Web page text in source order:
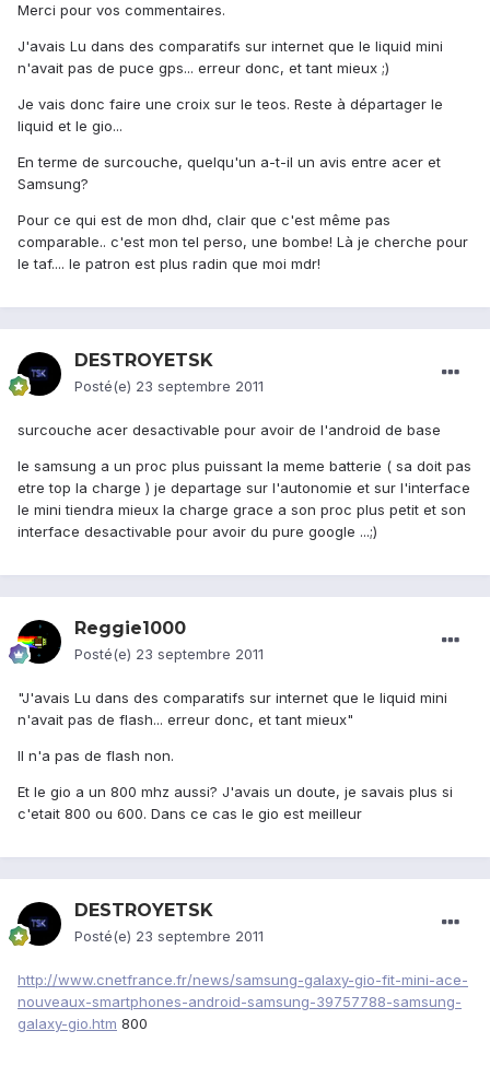
Merci pour vos commentaires.
J'avais Lu dans des comparatifs sur internet que le liquid mini
n'avait pas de puce gps... erreur donc, et tant mieux ;)
Je vais donc faire une croix sur le teos. Reste à départager le
liquid et le gio...
En terme de surcouche, quelqu'un a-t-il un avis entre acer et
Samsung?
Pour ce qui est de mon dhd, clair que c'est même pas
comparable.. c'est mon tel perso, une bombe! Là je cherche pour
le taf.... le patron est plus radin que moi mdr!
DESTROYETSK
Posté(e) 23 septembre 2011
surcouche acer desactivable pour avoir de l'android de base
le samsung a un proc plus puissant la meme batterie ( sa doit pas
etre top la charge ) je departage sur l'autonomie et sur l'interface
le mini tiendra mieux la charge grace a son proc plus petit et son
interface desactivable pour avoir du pure google ...;)
Reggie1000
Posté(e) 23 septembre 2011
"J'avais Lu dans des comparatifs sur internet que le liquid mini
n'avait pas de flash... erreur donc, et tant mieux"
Il n'a pas de flash non.
Et le gio a un 800 mhz aussi? J'avais un doute, je savais plus si
c'etait 800 ou 600. Dans ce cas le gio est meilleur
DESTROYETSK
Posté(e) 23 septembre 2011
http://www.cnetfrance.fr/news/samsung-galaxy-gio-fit-mini-ace-
nouveaux-smartphones-android-samsung-39757788-samsung-
galaxy-gio.htm 800